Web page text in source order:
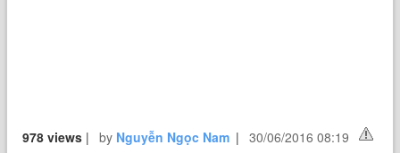
978 views | by Nguyễn Ngọc Nam |
30/06/2016 08:19